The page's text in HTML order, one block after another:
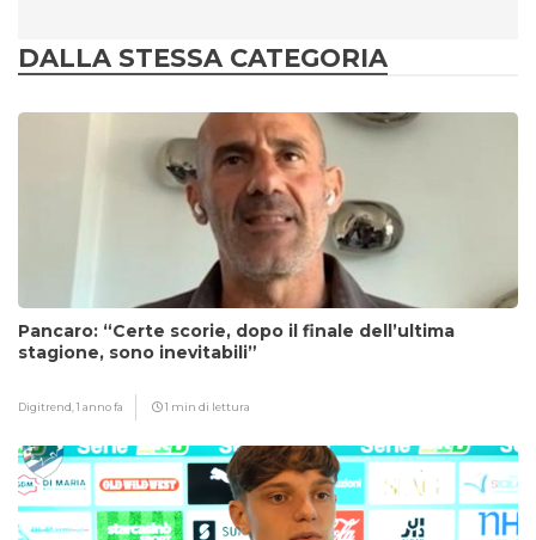
DALLA STESSA CATEGORIA
Pancaro: “Certe scorie, dopo il finale dell’ultima
stagione, sono inevitabili”
Digitrend,1 anno fa 1 min di lettura